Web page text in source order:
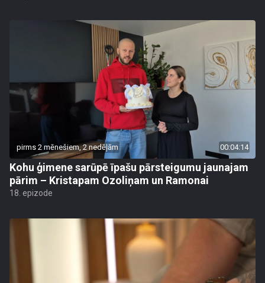
pirms 2 mēnešiem, 2 nedēļām 00:04:14
Kohu ģimene sarūpē īpašu pārsteigumu jaunajam
pārim – Kristapam Ozoliņam un Ramonai
18. epizode